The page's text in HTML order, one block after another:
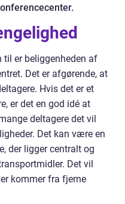
til er beliggenheden af
Det er afgørende, at
Hvis det er et
er det en god idé at
deltagere det vil
Det kan være en
der ligger centralt og
Det vil
kommer fra fjerne